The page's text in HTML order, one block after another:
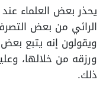
يحذر بعض العلماء عند
الرائي من بعض
ويقولون إنه يتبع
ورزقه من خلالها،
ذلك.